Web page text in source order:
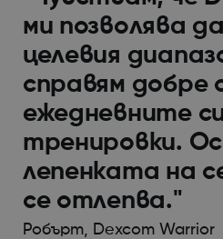
ми позволява
целевия
справям добре
ежедневните
тренировки.
лепенката на
се отлепва."
Робърт, Dexcom Warrior